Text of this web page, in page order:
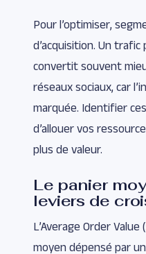
Pour l’optimiser,
d’acquisition. Un
convertit souvent
réseaux sociaux, car
marquée. Identifier
d’allouer vos
plus de valeur.
Le panier
leviers de
L’Average Order
moyen dépensé par